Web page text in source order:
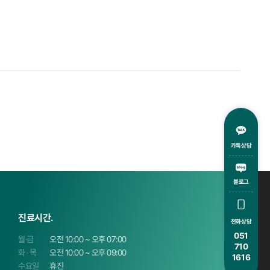
진료시간.
월·금
오전 10:00 ~ 오후 07:00
화 · 목
오전 10:00 ~ 오후 09:00
수요일
휴진
카톡상담
블로그
전화상담
051
710
1616